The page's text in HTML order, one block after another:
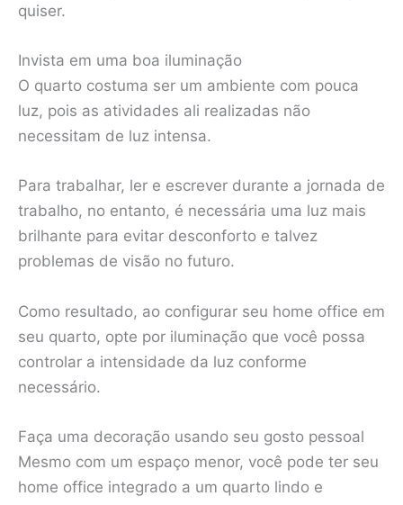
quiser.
Invista em uma boa iluminação
O quarto costuma ser um ambiente com pouca
luz, pois as atividades ali realizadas não
necessitam de luz intensa.
Para trabalhar, ler e escrever durante a jornada de
trabalho, no entanto, é necessária uma luz mais
brilhante para evitar desconforto e talvez
problemas de visão no futuro.
Como resultado, ao configurar seu home office em
seu quarto, opte por iluminação que você possa
controlar a intensidade da luz conforme
necessário.
Faça uma decoração usando seu gosto pessoal
Mesmo com um espaço menor, você pode ter seu
home office integrado a um quarto lindo e